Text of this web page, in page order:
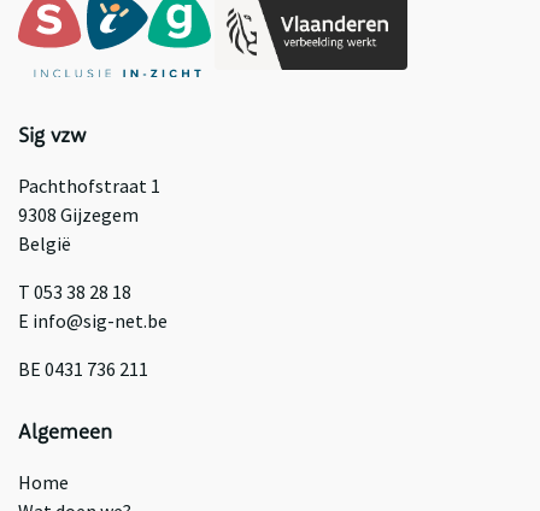
Sig vzw
Pachthofstraat 1
9308 Gijzegem
België
T 053 38 28 18
E info@sig-net.be
BE 0431 736 211
Algemeen
Home